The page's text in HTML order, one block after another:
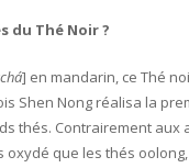
du Thé Noir ?
] en mandarin, ce Thé
Shen Nong réalisa la
thés. Contrairement
oxydé que les thés